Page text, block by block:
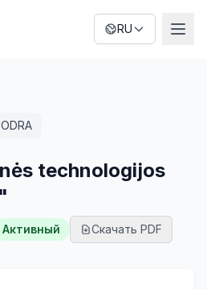
RU
technologijos
Активный Скачать PDF